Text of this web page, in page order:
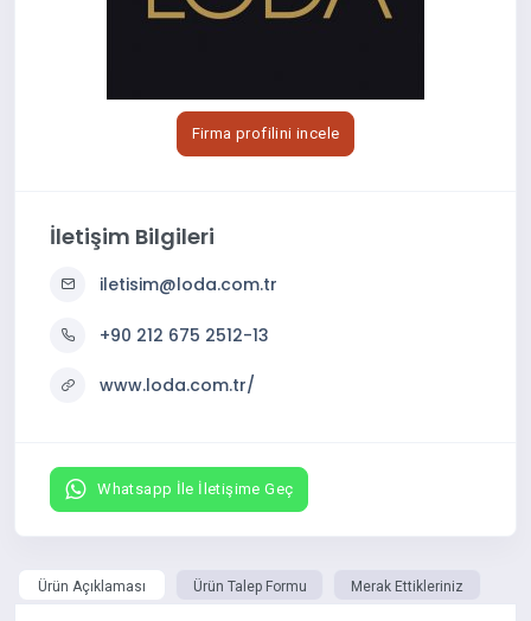
Firma profilini incele
İletişim Bilgileri
iletisim@loda.com.tr
+90 212 675 2512-13
www.loda.com.tr/
Whatsapp İle İletişime Geç
Ürün Açıklaması Ürün Talep Formu Merak Ettikleriniz